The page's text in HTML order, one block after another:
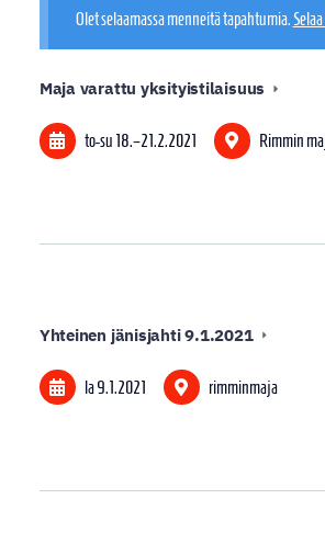
Olet selaamassa menneitä tapahtumia.
Maja varattu yksityistilaisuus
to-su 18.–21.2.2021 Rimmin
Yhteinen jänisjahti 9.1.2021
la 9.1.2021 rimminmaja